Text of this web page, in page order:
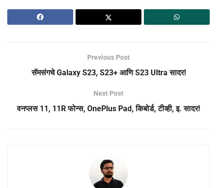
Previous Post
सॅमसंगचे Galaxy S23, S23+ आणि S23 Ultra सादर!
Next Post
वनप्लस 11, 11R फोन्स, OnePlus Pad, किबोर्ड, टीव्ही, इ. सादर!